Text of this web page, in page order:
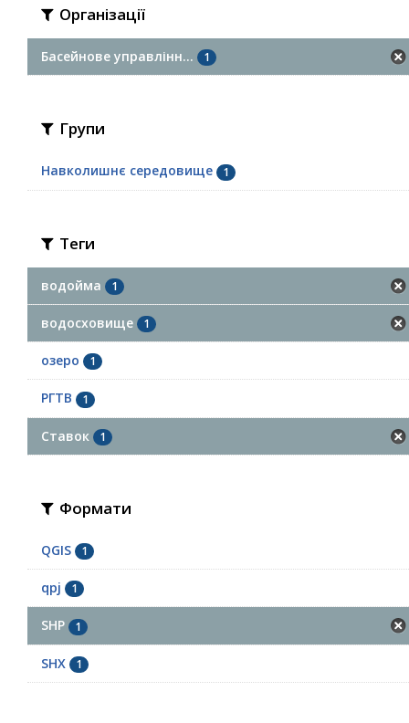
Організації
Басейнове управлінн... 1
Групи
Навколишнє середовище 1
Теги
водойма 1
водосховище 1
озеро 1
РГТВ 1
Ставок 1
Формати
QGIS 1
qpj 1
SHP 1
SHX 1